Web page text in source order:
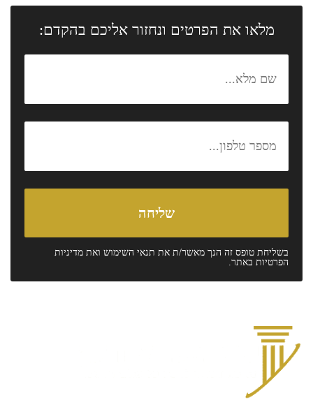
מלאו את הפרטים ונחזור אליכם בהקדם:
בשליחת טופס זה הנך מאשר/ת את תנאי השימוש ואת מדיניות
הפרטיות באתר.